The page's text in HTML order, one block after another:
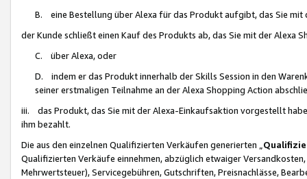
B. eine Bestellung über Alexa für das Produkt aufgibt, das Sie mit
der Kunde schließt einen Kauf des Produkts ab, das Sie mit der Alexa
C. über Alexa, oder
D. indem er das Produkt innerhalb der Skills Session in den
seiner erstmaligen Teilnahme an der Alexa Shopping Action
iii. das Produkt, das Sie mit der Alexa-Einkaufsaktion vorgestellt
ihm bezahlt.
Die aus den einzelnen Qualifizierten Verkäufen generierten „
Qualifizierten Verkäufe einnehmen, abzüglich etwaiger
Mehrwertsteuer), Servicegebühren, Gutschriften, Preisnachlässe,